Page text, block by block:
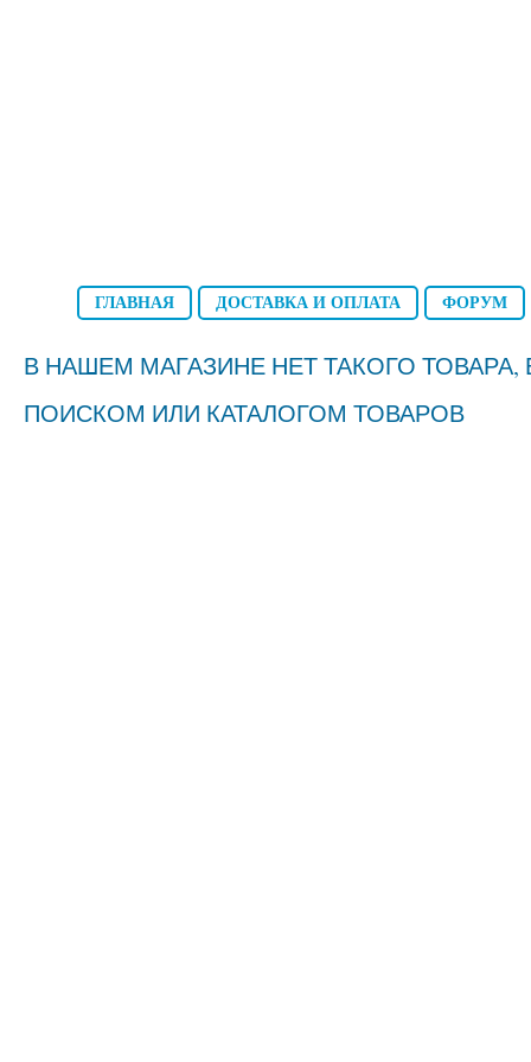
ГЛАВНАЯ ДОСТАВКА И ОПЛАТА ФОРУМ
В НАШЕМ МАГАЗИНЕ НЕТ ТАКОГО
ПОИСКОМ ИЛИ КАТАЛОГОМ ТОВАРОВ